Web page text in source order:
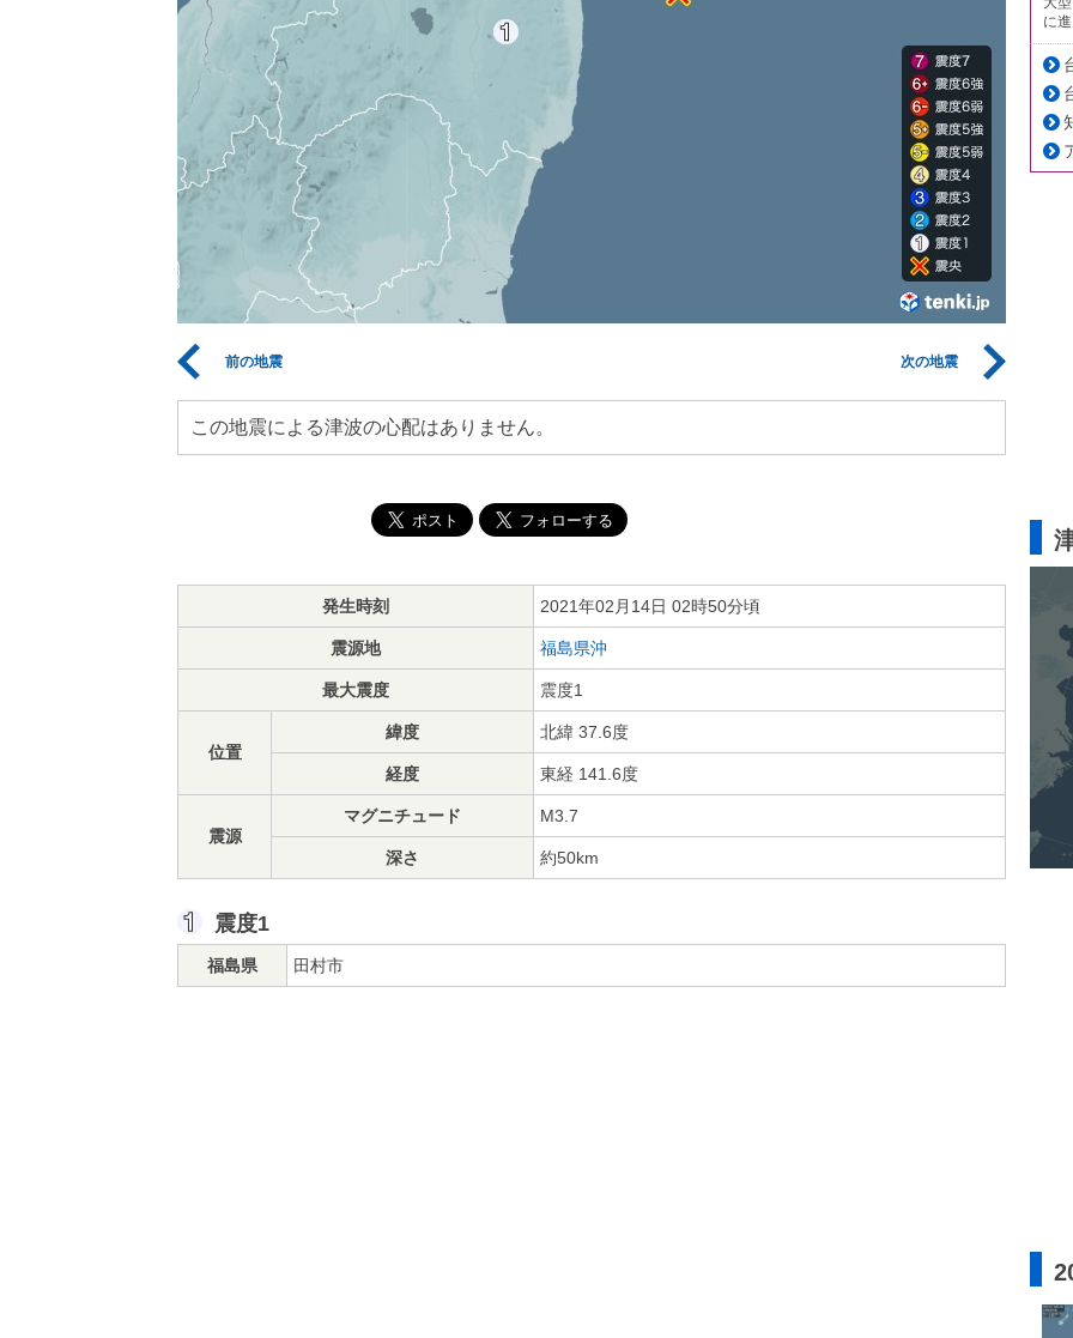
前の地震 次の地震
この地震による津波の心配はありません。
発生時刻 2021年02月14日 02時50分頃
震源地 福島県沖
最大震度 震度1
位置
緯度 北緯 37.6度
経度 東経 141.6度
震源
マグニチュード M3.7
深さ 約50km
震度1
福島県 田村市
に